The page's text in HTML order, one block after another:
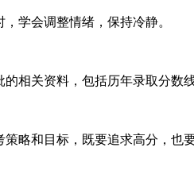
学会调整情绪，保持冷静。
相关资料，包括历年录取分数
略和目标，既要追求高分，也